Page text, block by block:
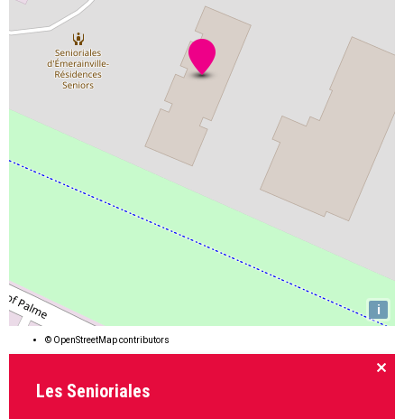
i
© OpenStreetMapcontributors
Les Senioriales